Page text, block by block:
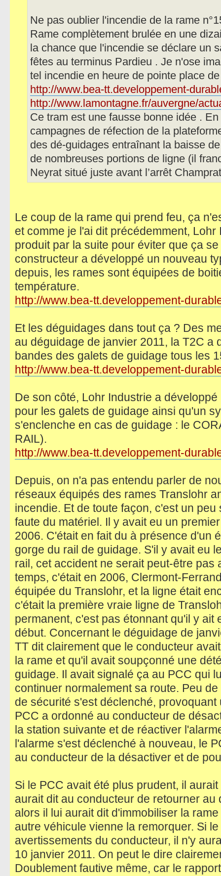
Ne pas oublier l'incendie de la rame
Rame complètement brulée en une
la chance que l'incendie se déclare un
fêtes au terminus Pardieu . Je n'ose
tel incendie en heure de pointe place
http://www.bea-tt.developpement-
http://www.lamontagne.fr/auvergne/
Ce tram est une fausse bonne idée .
campagnes de réfection de la
des dé-guidages entraînant la baisse
de nombreuses portions de ligne (il
Neyrat situé juste avant l’arrêt
Le coup de la rame qui prend feu, ça
et comme je l'ai dit précédemment,
produit par la suite pour éviter que ça
constructeur a développé un nouveau
depuis, les rames sont équipées de
température.
http://www.bea-tt.developpement-
Et les déguidages dans tout ça ? Des
au déguidage de janvier 2011, la T2C a
bandes des galets de guidage tous les
http://www.bea-tt.developpement-
De son côté, Lohr Industrie a
pour les galets de guidage ainsi qu'un
s'enclenche en cas de guidage : le
RAIL).
http://www.bea-tt.developpement-
Depuis, on n'a pas entendu parler de
réseaux équipés des rames Translohr
incendie. Et de toute façon, c'est un
faute du matériel. Il y avait eu un
2006. C'était en fait du à présence d'un
gorge du rail de guidage. S'il y avait eu
rail, cet accident ne serait peut-être pas
temps, c'était en 2006, Clermont-
équipée du Translohr, et la ligne était
c'était la première vraie ligne de
permanent, c'est pas étonnant qu'il y ait
début. Concernant le déguidage de
TT dit clairement que le conducteur
la rame et qu'il avait soupçonné une
guidage. Il avait signalé ça au PCC qui
continuer normalement sa route. Peu
de sécurité s'est déclenché,
PCC a ordonné au conducteur de
la station suivante et de réactiver
l'alarme s'est déclenché à nouveau, le
au conducteur de la désactiver et de
Si le PCC avait été plus prudent, il
aurait dit au conducteur de retourner au
alors il lui aurait dit d'immobiliser la
autre véhicule vienne la remorquer. Si
avertissements du conducteur, il n'y
10 janvier 2011. On peut le dire
Doublement fautive même, car le